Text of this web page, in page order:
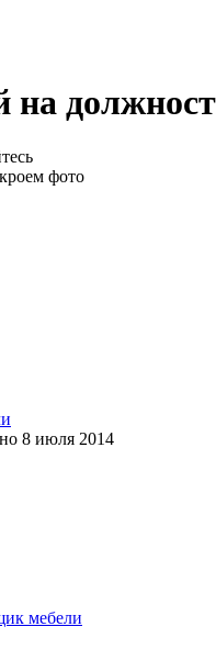
на
фото
8 июля 2014
мебели